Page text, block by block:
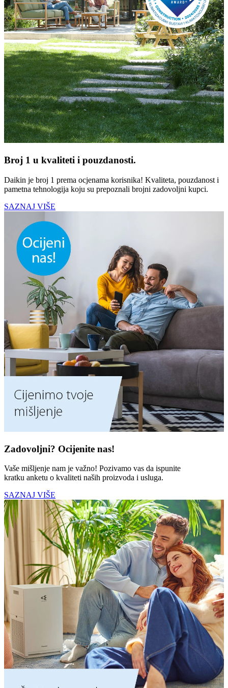
Broj 1 u kvaliteti i pouzdanosti.
Daikin je broj 1 prema ocjenama korisnika! Kvaliteta, pouzdanost i
pametna tehnologija koju su prepoznali brojni zadovoljni kupci.
SAZNAJ VIŠE
Zadovoljni? Ocijenite nas!
Vaše mišljenje nam je važno! Pozivamo vas da ispunite
kratku anketu o kvaliteti naših proizvoda i usluga.
SAZNAJ VIŠE